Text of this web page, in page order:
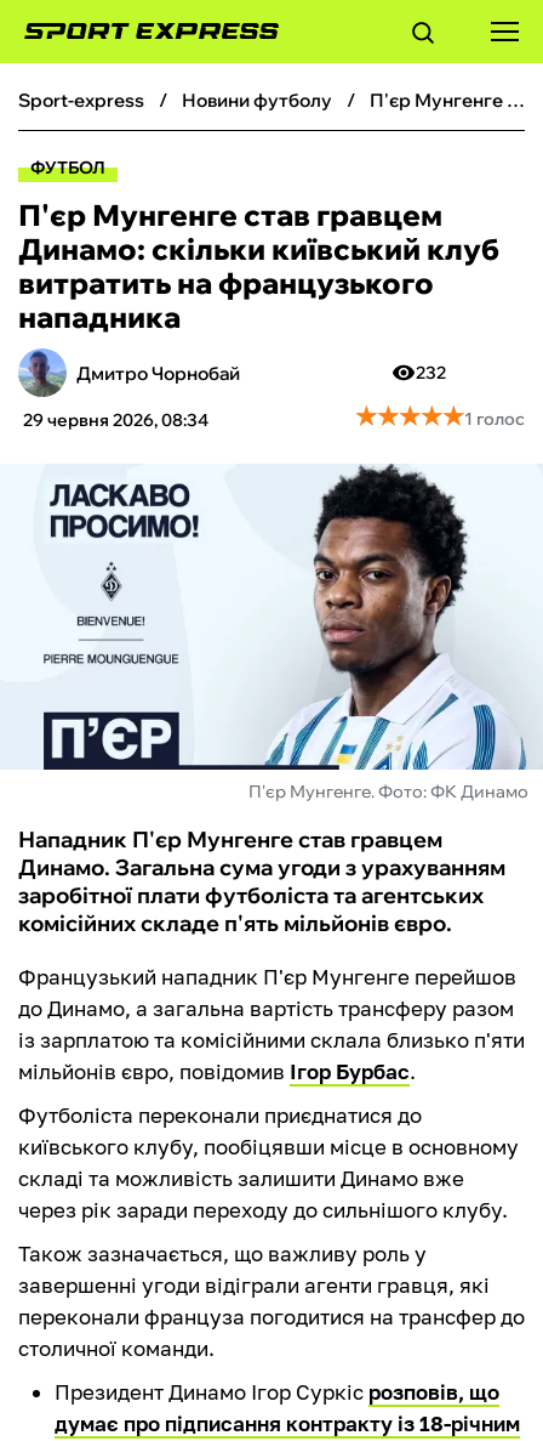
ФУТБОЛ
БОКС
ХОКЕЙ
ТЕНІС
КІБЕРСПОРТ
ЧС-2026
ФУТЗАЛ
ІНШІ
БУКМЕКЕРИ
sport-express новини футболу П'єр Мунгенге став гравцем Динамо: скільки київський клуб витратить на французького нападника
ФУТБОЛ
П'єр Мунгенге став гравцем
Динамо: скільки київський клуб
витратить на французького
нападника
Дмитро Чорнобай
29 червня 2026, 08:34
232
★★★★★
★★★★★1 голос
П'єр Мунгенге. Фото: ФК Динамо
Нападник П'єр Мунгенге став гравцем
Динамо. Загальна сума угоди з урахуванням
заробітної плати футболіста та агентських
комісійних складе п'ять мільйонів євро.
Французький нападник П'єр Мунгенге перейшов
до Динамо, а загальна вартість трансферу разом
із зарплатою та комісійними склала близько п'яти
мільйонів євро, повідомив Ігор Бурбас.
Футболіста переконали приєднатися до
київського клубу, пообіцявши місце в основному
складі та можливість залишити Динамо вже
через рік заради переходу до сильнішого клубу.
Також зазначається, що важливу роль у
завершенні угоди відіграли агенти гравця, які
переконали француза погодитися на трансфер до
столичної команди.
Президент Динамо Ігор Суркіс розповів, що
думає про підписання контракту із 18-річним